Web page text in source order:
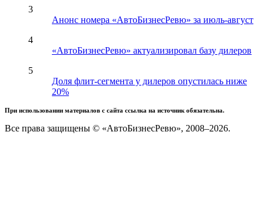
3
Анонс номера «АвтоБизнесРевю» за июль-август
4
«АвтоБизнесРевю» актуализировал базу дилеров
5
Доля флит-сегмента у дилеров опустилась ниже
20%
При использовании материалов с сайта ссылка на источник обязательна.
Все права защищены © «АвтоБизнесРевю», 2008–2026.